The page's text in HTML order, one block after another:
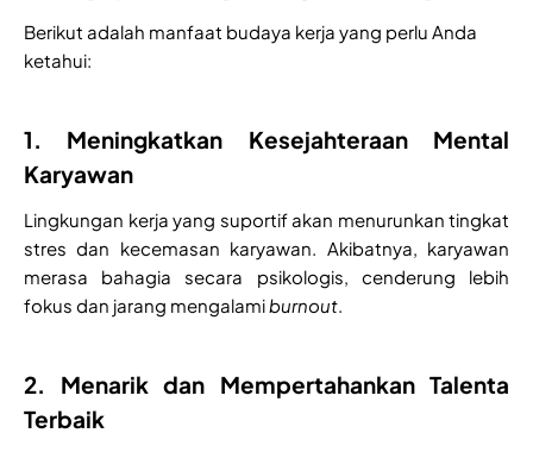
Berikut adalah manfaat budaya kerja yang perlu Anda
ketahui:
1. Meningkatkan Kesejahteraan Mental
Karyawan
Lingkungan kerja yang suportif akan menurunkan tingkat
stres dan kecemasan karyawan. Akibatnya, karyawan
merasa bahagia secara psikologis, cenderung lebih
fokus dan jarang mengalamiburnout.
2. Menarik dan Mempertahankan Talenta
Terbaik